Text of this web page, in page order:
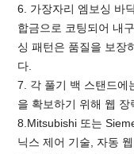
6. 가장자리 엠보싱 바
합금으로 코팅되어 내
싱 패턴은 품질을 보장
다.
7. 각 풀기 백 스탠드에
을 확보하기 위해 웹 장
8.Mitsubishi 또는
닉스 제어 기술, 자동